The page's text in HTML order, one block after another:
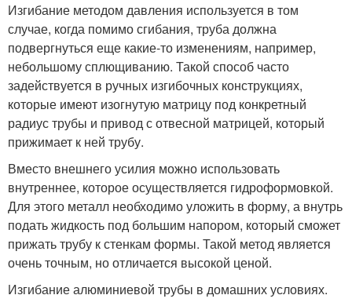
Изгибание методом давления используется в том
случае, когда помимо сгибания, труба должна
подвергнуться еще какие-то изменениям, например,
небольшому сплющиванию. Такой способ часто
задействуется в ручных изгибочных конструкциях,
которые имеют изогнутую матрицу под конкретный
радиус трубы и привод с отвесной матрицей, который
прижимает к ней трубу.
Вместо внешнего усилия можно использовать
внутреннее, которое осуществляется гидроформовкой.
Для этого металл необходимо уложить в форму, а внутрь
подать жидкость под большим напором, который сможет
прижать трубу к стенкам формы. Такой метод является
очень точным, но отличается высокой ценой.
Изгибание алюминиевой трубы в домашних условиях.